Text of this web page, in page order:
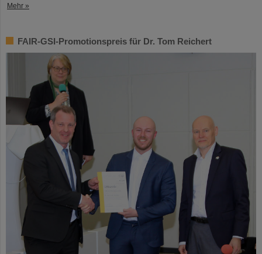
Mehr »
FAIR-GSI-Promotionspreis für Dr. Tom Reichert